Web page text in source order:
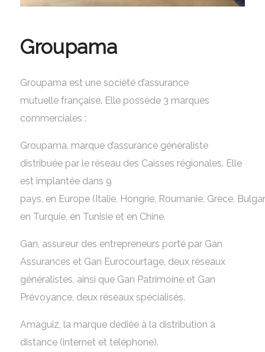
Groupama
Groupama est une société d’assurance
mutuelle française. Elle possède 3 marques
commerciales :
Groupama, marque d’assurance généraliste
distribuée par le réseau des Caisses régionales. Elle
est implantée dans 9
pays, en Europe (Italie, Hongrie, Roumanie, Grèce,
en Turquie, en Tunisie et en Chine.
Gan, assureur des entrepreneurs porté par Gan
Assurances et Gan Eurocourtage, deux réseaux
généralistes, ainsi que Gan Patrimoine et Gan
Prévoyance, deux réseaux spécialisés.
Amaguiz, la marque dédiée à la distribution à
distance (internet et téléphone).